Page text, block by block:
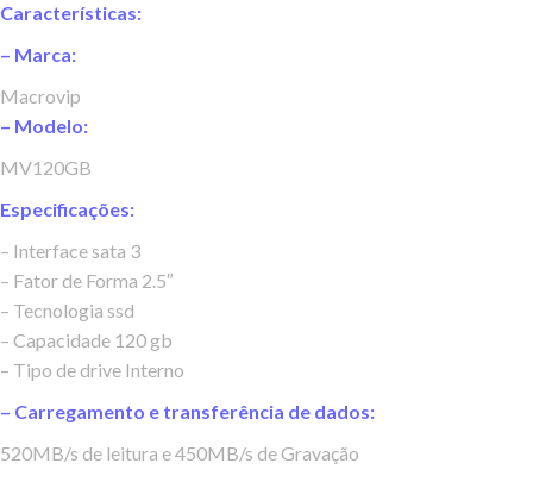
Características:
– Marca:
Macrovip
– Modelo:
MV120GB
Especificações:
– Interface sata 3
– Fator de Forma 2.5″
– Tecnologia ssd
– Capacidade 120 gb
– Tipo de drive Interno
– Carregamento e transferência de dados:
520MB/s de leitura e 450MB/s de Gravação